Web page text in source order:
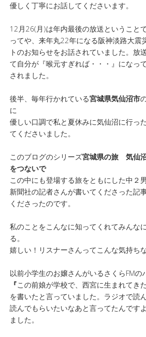
優しく丁寧にお話してくださいます。
12月26(月)は年内最後の放送ということ
ってや、来年丸22年になる阪神淡路大震
トのお知らせをお話されていました。放
て自分が『喉元すぎれば・・・』になっ
されました。
後半、毎年行かれている宮城県気仙沼市
に
優しい口調で私と夏休みに気仙沼に行っ
てくださいました。
このブログのシリーズ宮城県の旅 気仙
をつないで
この中にも登場する旅をともにした中２
新聞社の記者さんが書いてくださった記
くださったのです。
私のことをこんなに知ってくれてみんな
る。
嬉しい！リスナーさんってこんな気持ち
以前小学生のお嬢さんがいるさくらFMの
『この前娘が学校で、西宮に生まれてき
を書いたと言っていました。ラジオで読
読んでもらいたいなあと言ってたんです
ました。